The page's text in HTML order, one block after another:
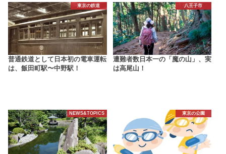
東京の鉄道
普通鉄道として日本初の電車運転
は、飯田町駅〜中野駅！
八王子市
遭難者数日本一の「魔の山」、実
は高尾山！
NEWS&TOPICS 東京の公園